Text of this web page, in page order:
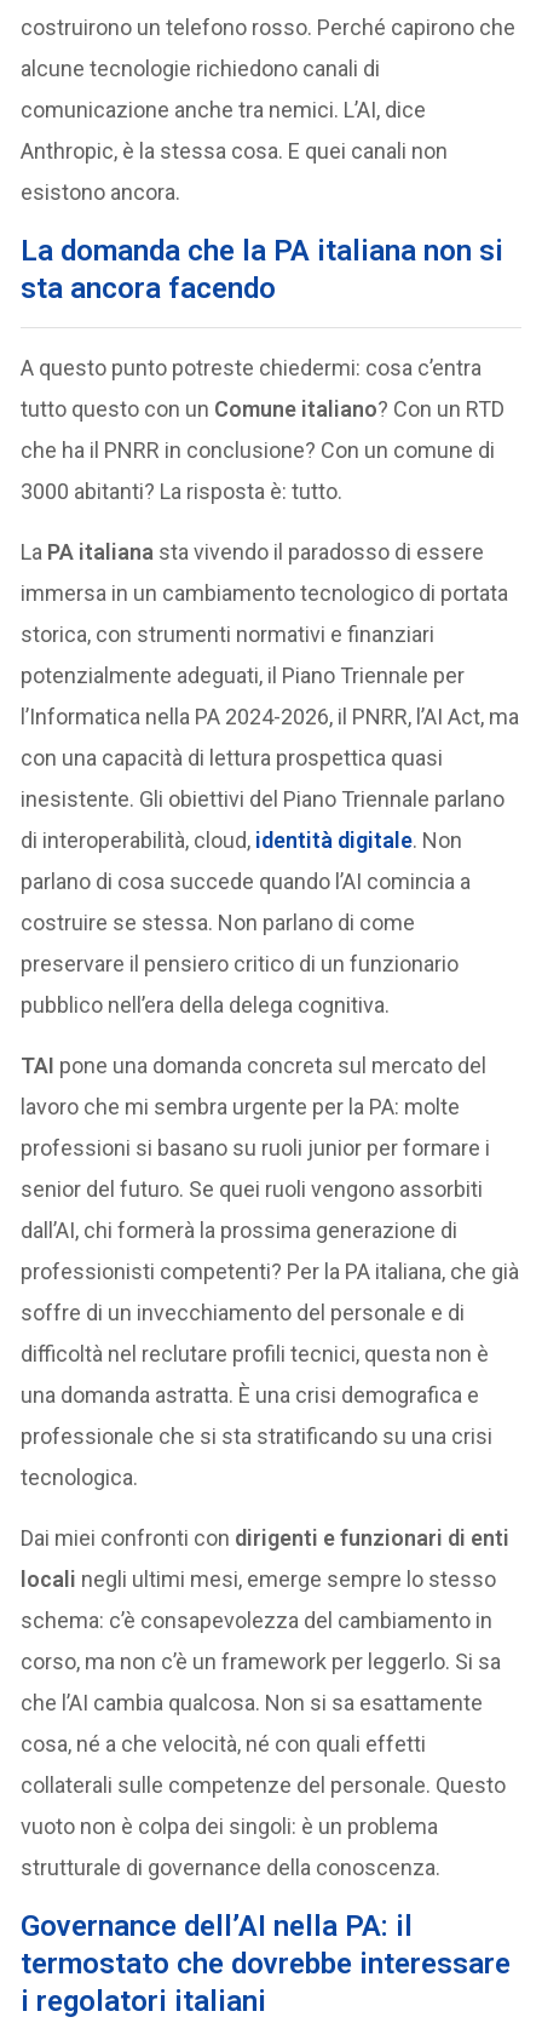
costruirono un telefono rosso. Perché capirono che
alcune tecnologie richiedono canali di
comunicazione anche tra nemici. L’AI, dice
Anthropic, è la stessa cosa. E quei canali non
esistono ancora.
La domanda che la PA italiana non si
sta ancora facendo
A questo punto potreste chiedermi: cosa c’entra
tutto questo con un Comune italiano? Con un RTD
che ha il PNRR in conclusione? Con un comune di
3000 abitanti? La risposta è: tutto.
La PA italiana sta vivendo il paradosso di essere
immersa in un cambiamento tecnologico di portata
storica, con strumenti normativi e finanziari
potenzialmente adeguati, il Piano Triennale per
l’Informatica nella PA 2024-2026, il PNRR, l’AI Act, ma
con una capacità di lettura prospettica quasi
inesistente. Gli obiettivi del Piano Triennale parlano
di interoperabilità, cloud, identità digitale. Non
parlano di cosa succede quando l’AI comincia a
costruire se stessa. Non parlano di come
preservare il pensiero critico di un funzionario
pubblico nell’era della delega cognitiva.
TAI pone una domanda concreta sul mercato del
lavoro che mi sembra urgente per la PA: molte
professioni si basano su ruoli junior per formare i
senior del futuro. Se quei ruoli vengono assorbiti
dall’AI, chi formerà la prossima generazione di
professionisti competenti? Per la PA italiana, che già
soffre di un invecchiamento del personale e di
difficoltà nel reclutare profili tecnici, questa non è
una domanda astratta. È una crisi demografica e
professionale che si sta stratificando su una crisi
tecnologica.
Dai miei confronti con dirigenti e funzionari di enti
locali negli ultimi mesi, emerge sempre lo stesso
schema: c’è consapevolezza del cambiamento in
corso, ma non c’è un framework per leggerlo. Si sa
che l’AI cambia qualcosa. Non si sa esattamente
cosa, né a che velocità, né con quali effetti
collaterali sulle competenze del personale. Questo
vuoto non è colpa dei singoli: è un problema
strutturale di governance della conoscenza.
Governance dell’AI nella PA: il
termostato che dovrebbe interessare
i regolatori italiani